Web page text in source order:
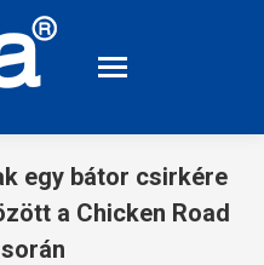
egy bátor csirkére
a Chicken Road